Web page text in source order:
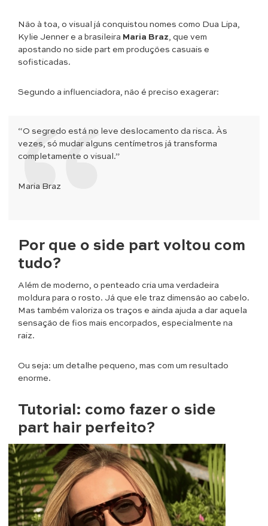
Não à toa, o visual já conquistou nomes como Dua Lipa,
Kylie Jenner e a brasileira Maria Braz, que vem
apostando no side part em produções casuais e
sofisticadas.
Segundo a influenciadora, não é preciso exagerar:
“O segredo está no leve deslocamento da risca. Às
vezes, só mudar alguns centímetros já transforma
completamente o visual.”
Maria Braz
Por que o side part voltou com
tudo?
Além de moderno, o penteado cria uma verdadeira
moldura para o rosto. Já que ele traz dimensão ao cabelo.
Mas também valoriza os traços e ainda ajuda a dar aquela
sensação de fios mais encorpados, especialmente na
raiz.
Ou seja: um detalhe pequeno, mas com um resultado
enorme.
Tutorial: como fazer o side
part hair perfeito?